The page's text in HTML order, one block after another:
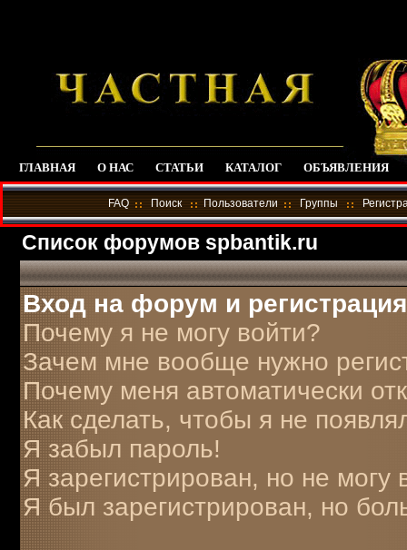
ГЛАВНАЯ О НАС СТАТЬИ КАТАЛОГ ОБЪЯВЛЕНИЯ
FAQ Поиск Пользователи Группы
Список форумов spbantik.ru
Вход на форум и регистрация
Почему я не могу войти?
Зачем мне вообще нужно
Почему меня автоматически
Как сделать, чтобы я не
Я забыл пароль!
Я зарегистрирован, но не могу
Я был зарегистрирован, но